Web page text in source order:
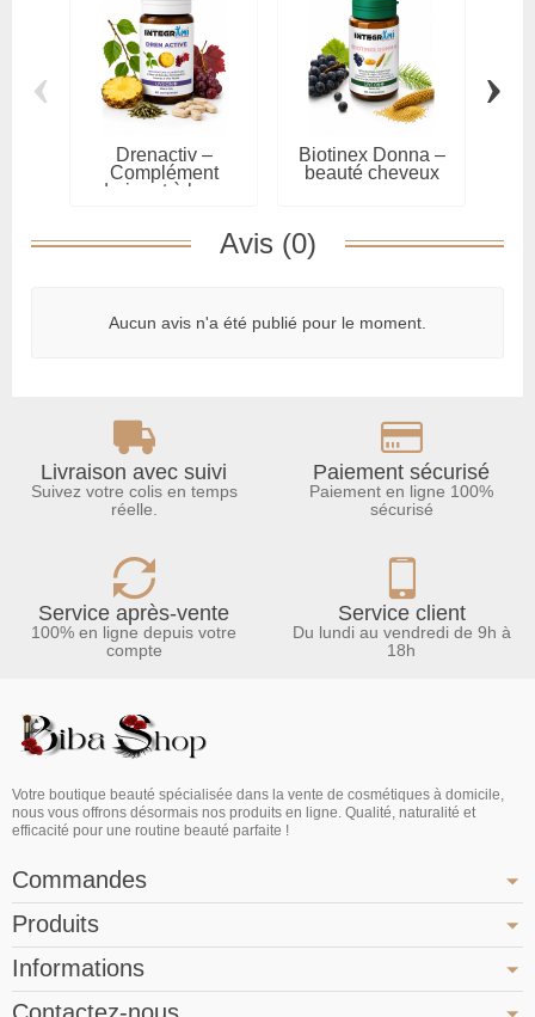
Drenactiv –
Complément
drainant à base
Biotinex Donna –
beauté cheveux
‹ ›
Avis (0)
Aucun avis n'a été publié pour le moment.
Livraison avec suivi
Suivez votre colis en temps
réelle.
Paiement sécurisé
Paiement en ligne 100%
sécurisé
Service après-vente
100% en ligne depuis votre
compte
Service client
Du lundi au vendredi de 9h à
18h
Votre boutique beauté spécialisée dans la vente de cosmétiques à domicile,
nous vous offrons désormais nos produits en ligne. Qualité, naturalité et
efficacité pour une routine beauté parfaite !
Commandes
Produits
Informations